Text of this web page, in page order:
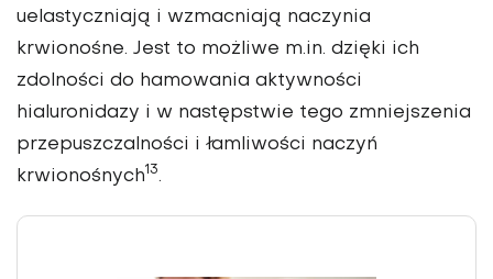
uelastycznia­ją i wzmacniają naczynia
krwionośne. Jest to możliwe m.in. dzięki ich
zdolności do ha­mowania aktywności
hialuronidazy i w na­stępstwie tego zmniejszenia
przepuszczal­ności i łamliwości naczyń
krwionośnych13.